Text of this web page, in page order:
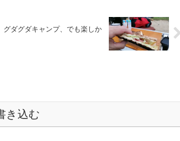
グダキャンプ、でも楽しか
き込む